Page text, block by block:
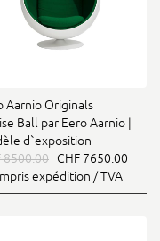
Aarnio Originals
Ball par Eero Aarnio |
d`exposition
8500.00 CHF 7650.00
expédition / TVA